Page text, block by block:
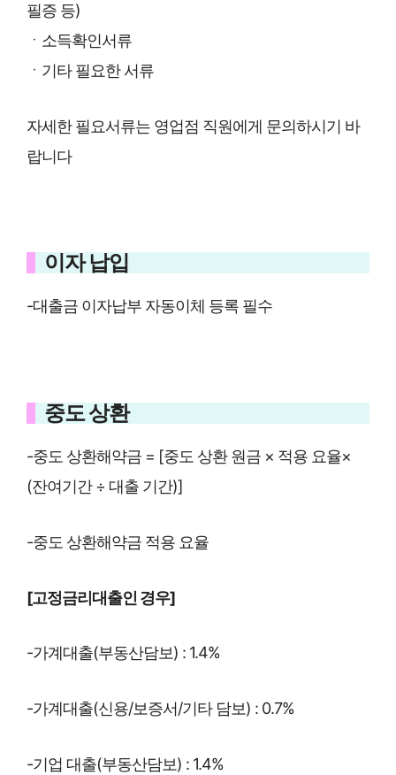
필증 등)
ㆍ소득확인서류
ㆍ기타 필요한 서류
자세한 필요서류는 영업점 직원에게 문의하시기 바
랍니다
이자 납입
-대출금 이자납부 자동이체 등록 필수
중도 상환
-중도 상환해약금 = [중도 상환 원금 × 적용 요율×
(잔여기간 ÷ 대출 기간)]
-중도 상환해약금 적용 요율
[고정금리대출인 경우]
-가계대출(부동산담보) : 1.4%
-가계대출(신용/보증서/기타 담보) : 0.7%
-기업 대출(부동산담보) : 1.4%